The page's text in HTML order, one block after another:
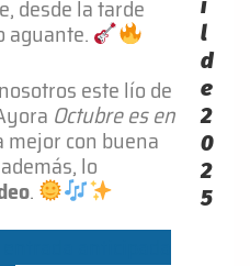
desde la tarde
aguante.
este lío de
Octubre es en
mejor con buena
lo
.
i
l
d
e
2
0
2
5